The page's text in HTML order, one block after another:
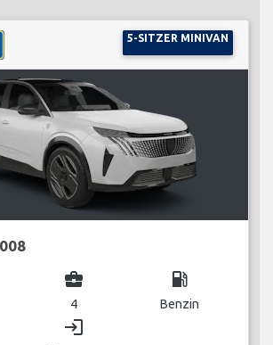
5-SITZER MINIVAN
business_center
4
local_gas_station
Benzin
login